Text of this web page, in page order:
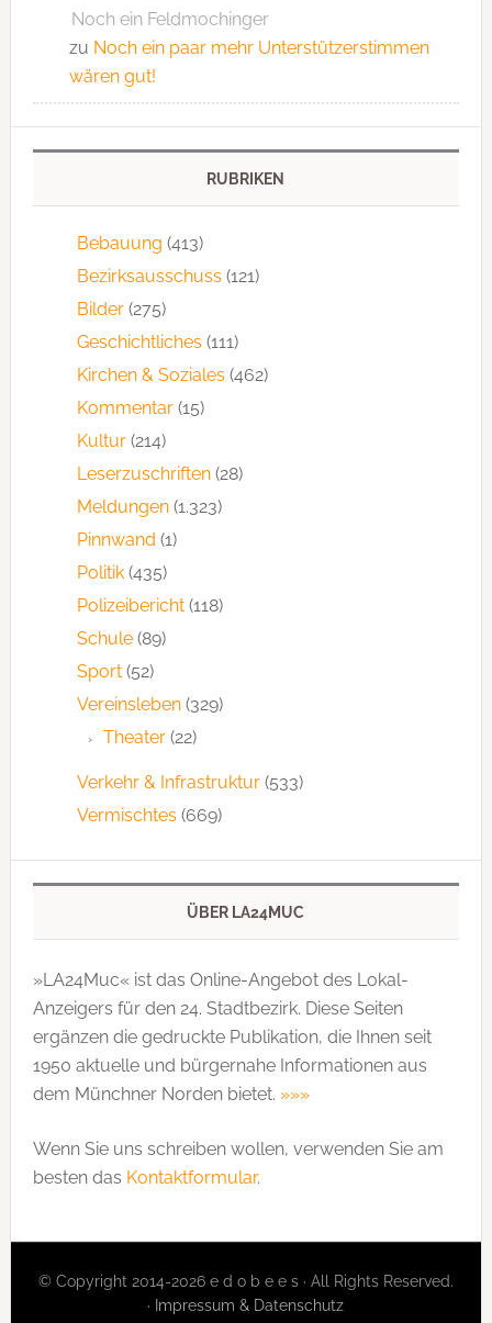
Noch ein Feldmochinger
zu Noch ein paar mehr Unterstützerstimmen
wären gut!
RUBRIKEN
Bebauung (413)
Bezirksausschuss (121)
Bilder(275)
Geschichtliches (111)
Kirchen & Soziales (462)
Kommentar(15)
Kultur(214)
Leserzuschriften(28)
Meldungen(1.323)
Pinnwand (1)
Politik(435)
Polizeibericht(118)
Schule(89)
Sport(52)
Vereinsleben(329)
Theater(22)
Verkehr & Infrastruktur(533)
Vermischtes (669)
ÜBER LA24MUC
»LA24Muc« ist das Online-Angebot des Lokal-
Anzeigers für den 24. Stadtbezirk. Diese Seiten
ergänzen die gedruckte Publi­kation, die Ihnen seit
1950 aktuelle und bürgernahe Informationen aus
dem Münchner Norden bietet. »»»
Wenn Sie uns schreiben wollen, verwenden Sie am
besten das Kontaktformular.
© Copyright 2014-2026 e d o b e e s · All Rights Reserved.
· Impressum & Datenschutz